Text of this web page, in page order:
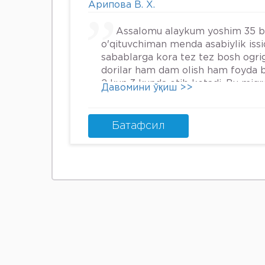
Арипова В. Х.
Assalomu alaykum yoshim 35
o'qituvchiman menda asabiylik
sabablarga kora tez tez bosh
dorilar ham dam olish ham foyda
2 kun 3 kunda otib ketadi. Bu
Давомини ўқиш >>
Батафсил